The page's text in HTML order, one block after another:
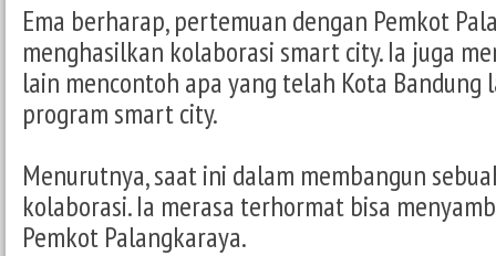
Ema berharap, pertemuan dengan Pemkot
menghasilkan kolaborasi smart city. Ia juga
lain mencontoh apa yang telah Kota
program smart city.
Menurutnya, saat ini dalam membangun
kolaborasi. Ia merasa terhormat bisa
Pemkot Palangkaraya.